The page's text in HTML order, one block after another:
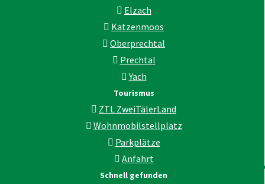
Elzach
Katzenmoos
Oberprechtal
Prechtal
Yach
Tourismus
ZTL ZweiTälerLand
Wohnmobilstellplatz
Parkplätze
Anfahrt
Schnell gefunden